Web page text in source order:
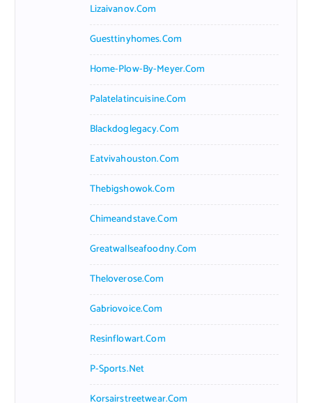
Lizaivanov.com
Guesttinyhomes.com
Home-Plow-By-Meyer.com
Palatelatincuisine.com
Blackdoglegacy.com
Eatvivahouston.com
Thebigshowok.com
Chimeandstave.com
Greatwallseafoodny.com
Theloverose.com
Gabriovoice.com
Resinflowart.com
P-Sports.net
Korsairstreetwear.com